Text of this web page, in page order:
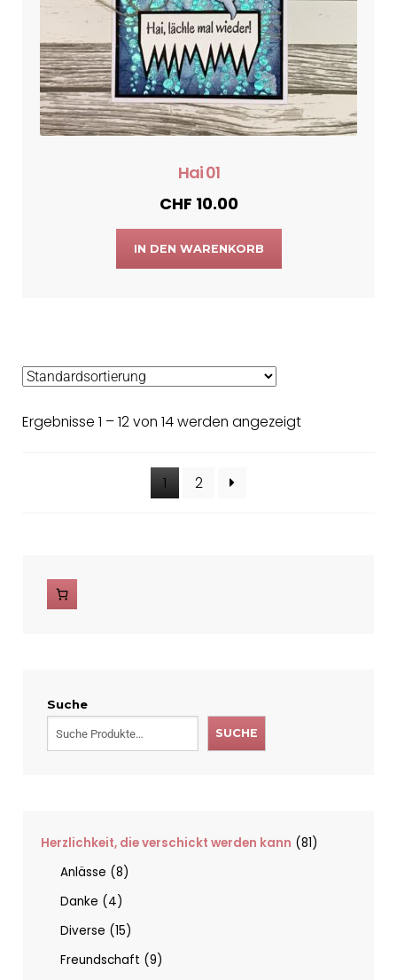
Hai 01
CHF 10.00
IN DEN WARENKORB
Ergebnisse 1 – 12 von 14 werden angezeigt
1 2
Suche
SUCHE
Herzlichkeit, die verschickt werden kann
81
Anlässe
8
Danke
4
Diverse
15
Freundschaft
9